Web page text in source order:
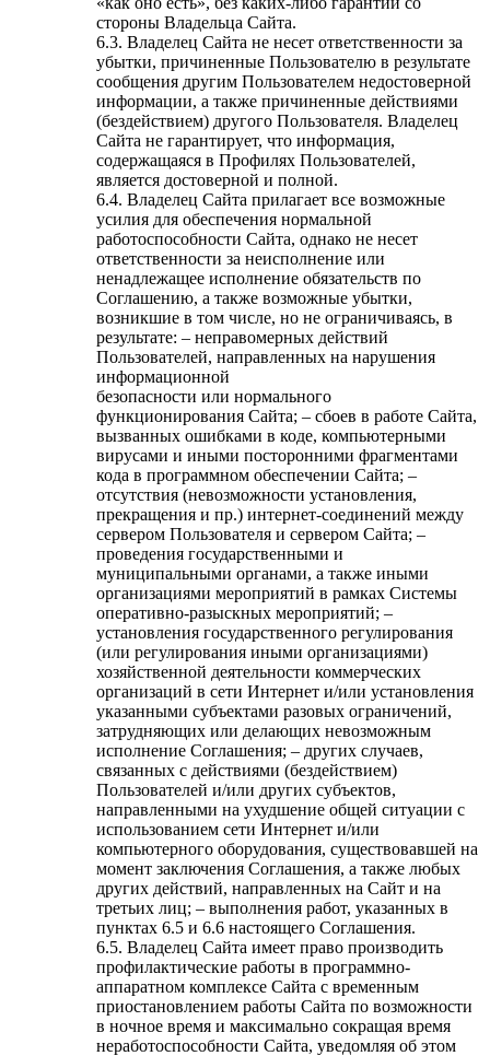
стороны Владельца Сайта.
6.3. Владелец Сайта не несет ответственности за
убытки, причиненные Пользователю в результате
сообщения другим Пользователем недостоверной
информации, а также причиненные действиями
(бездействием) другого Пользователя. Владелец
Сайта не гарантирует, что информация,
содержащаяся в Профилях Пользователей,
является достоверной и полной.
6.4. Владелец Сайта прилагает все возможные
усилия для обеспечения нормальной
работоспособности Сайта, однако не несет
ответственности за неисполнение или
ненадлежащее исполнение обязательств по
Соглашению, а также возможные убытки,
возникшие в том числе, но не ограничиваясь, в
результате: – неправомерных действий
Пользователей, направленных на нарушения
информационной
безопасности или нормального
функционирования Сайта; – сбоев в работе Сайта,
вызванных ошибками в коде, компьютерными
вирусами и иными посторонними фрагментами
кода в программном обеспечении Сайта; –
отсутствия (невозможности установления,
прекращения и пр.) интернет-соединений между
сервером Пользователя и сервером Сайта; –
проведения государственными и
муниципальными органами, а также иными
организациями мероприятий в рамках Системы
оперативно-разыскных мероприятий; –
установления государственного регулирования
(или регулирования иными организациями)
хозяйственной деятельности коммерческих
организаций в сети Интернет и/или установления
указанными субъектами разовых ограничений,
затрудняющих или делающих невозможным
исполнение Соглашения; – других случаев,
связанных с действиями (бездействием)
Пользователей и/или других субъектов,
направленными на ухудшение общей ситуации с
использованием сети Интернет и/или
компьютерного оборудования, существовавшей на
момент заключения Соглашения, а также любых
других действий, направленных на Сайт и на
третьих лиц; – выполнения работ, указанных в
пунктах 6.5 и 6.6 настоящего Соглашения.
6.5. Владелец Сайта имеет право производить
профилактические работы в программно-
аппаратном комплексе Сайта с временным
приостановлением работы Сайта по возможности
в ночное время и максимально сокращая время
неработоспособности Сайта, уведомляя об этом